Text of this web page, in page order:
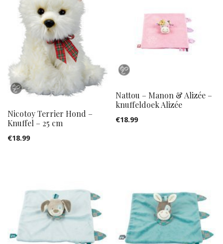
Nicotoy Terrier Hond –
Knuffel – 25 cm
€18.99
Nattou – Manon & Alizée –
knuffeldoek Alizée
€18.99